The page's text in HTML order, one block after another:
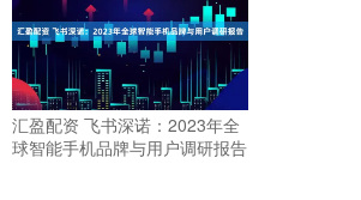
汇盈配资 飞书深诺：2023年全
球智能手机品牌与用户调研报告